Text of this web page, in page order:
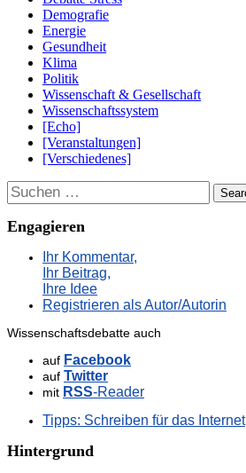
Demografie
Energie
Gesundheit
Klima
Politik
Wissenschaft & Gesellschaft
Wissenschaftssystem
[Echo]
[Veranstaltungen]
[Verschiedenes]
Suchen
Engagieren
Ihr Kommentar,
Ihr Beitrag,
Ihre Idee
Registrieren als Autor/Autorin
Wissenschaftsdebatte auch
auf Facebook
auf Twitter
mit RSS-Reader
Tipps: Schreiben für das Internet
Hintergrund